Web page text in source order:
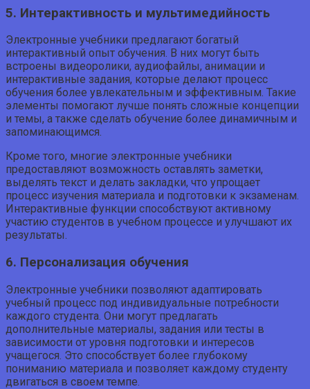
5. Интерактивность и мультимедийность
Электронные учебники предлагают богатый
интерактивный опыт обучения. В них могут быть
встроены видеоролики, аудиофайлы, анимации и
интерактивные задания, которые делают процесс
обучения более увлекательным и эффективным. Такие
элементы помогают лучше понять сложные концепции
и темы, а также сделать обучение более динамичным и
запоминающимся.
Кроме того, многие электронные учебники
предоставляют возможность оставлять заметки,
выделять текст и делать закладки, что упрощает
процесс изучения материала и подготовки к экзаменам.
Интерактивные функции способствуют активному
участию студентов в учебном процессе и улучшают их
результаты.
6. Персонализация обучения
Электронные учебники позволяют адаптировать
учебный процесс под индивидуальные потребности
каждого студента. Они могут предлагать
дополнительные материалы, задания или тесты в
зависимости от уровня подготовки и интересов
учащегося. Это способствует более глубокому
пониманию материала и позволяет каждому студенту
двигаться в своем темпе.